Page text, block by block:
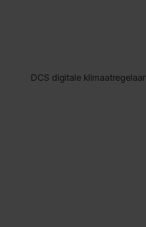
DCS digitale klimaatregelaar